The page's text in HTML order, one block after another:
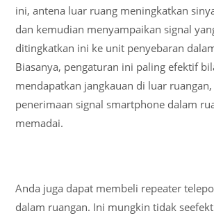
ini, antena luar ruang meningkatkan
dan kemudian menyampaikan signal
ditingkatkan ini ke unit penyebaran
Biasanya, pengaturan ini paling efektif
mendapatkan jangkauan di luar
penerimaan signal smartphone dalam
memadai.
Anda juga dapat membeli repeater
dalam ruangan. Ini mungkin tidak